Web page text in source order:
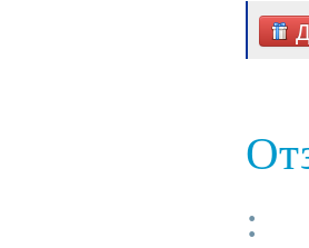
: